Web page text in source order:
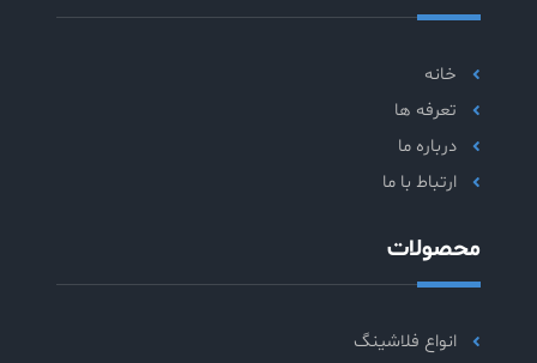
خانه
تعرفه ها
درباره ما
ارتباط با ما
محصولات
انواع فلاشینگ